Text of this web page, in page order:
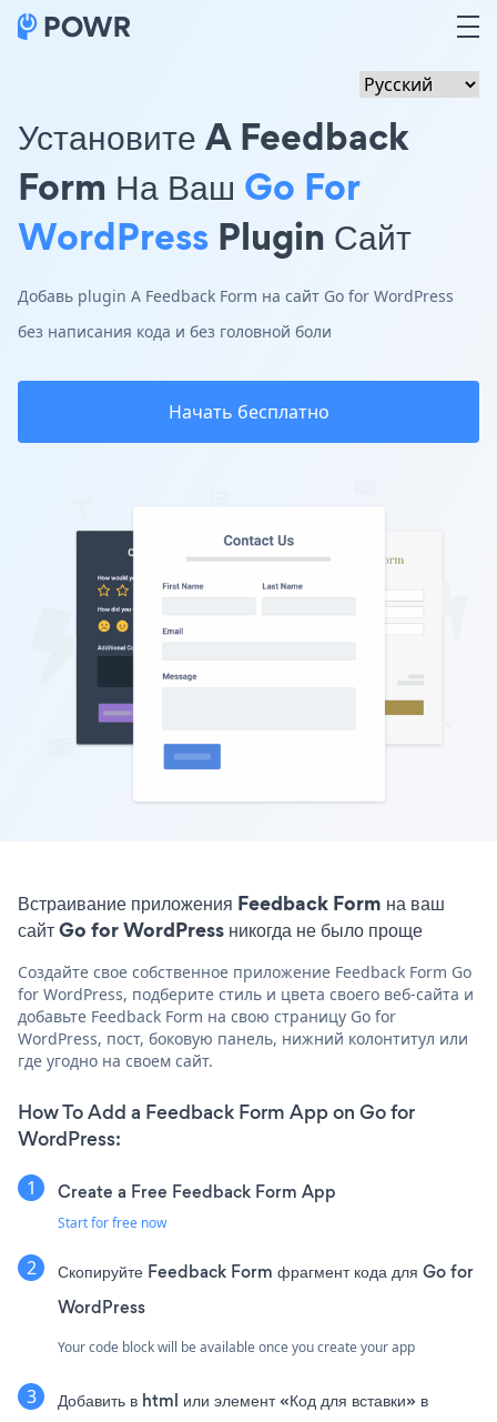
Установите A Feedback
Form На Ваш Go For
WordPress Plugin Сайт
Добавь plugin A Feedback Form на сайт Go for WordPress
без написания кода и без головной боли
Начать бесплатно
Встраивание приложения Feedback Form на ваш
сайт Go for WordPress никогда не было проще
Создайте свое собственное приложение Feedback Form Go
for WordPress, подберите стиль и цвета своего веб-сайта и
добавьте Feedback Form на свою страницу Go for
WordPress, пост, боковую панель, нижний колонтитул или
где угодно на своем сайт.
How To Add a Feedback Form App on Go for
WordPress:
Create a Free Feedback Form App
Start for free now
Скопируйте Feedback Form фрагмент кода для Go for
WordPress
Your code block will be available once you create your app
Добавить в html или элемент «Код для вставки» в